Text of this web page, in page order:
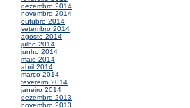
dezembro 2014
novembro 2014
outubro 2014
setembro 2014
agosto 2014
julho 2014
junho 2014
maio 2014
abril 2014
março 2014
fevereiro 2014
janeiro 2014
dezembro 2013
novembro 2013